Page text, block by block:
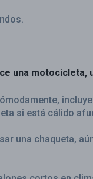
una motocicleta,
si está cálido
una chaqueta,